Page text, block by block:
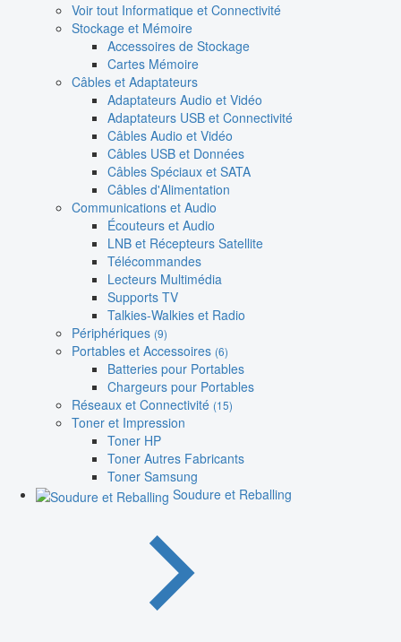
Voir tout Informatique et Connectivité
Stockage et Mémoire
Accessoires de Stockage
Cartes Mémoire
Câbles et Adaptateurs
Adaptateurs Audio et Vidéo
Adaptateurs USB et Connectivité
Câbles Audio et Vidéo
Câbles USB et Données
Câbles Spéciaux et SATA
Câbles d'Alimentation
Communications et Audio
Écouteurs et Audio
LNB et Récepteurs Satellite
Télécommandes
Lecteurs Multimédia
Supports TV
Talkies-Walkies et Radio
Périphériques (9)
Portables et Accessoires (6)
Batteries pour Portables
Chargeurs pour Portables
Réseaux et Connectivité (15)
Toner et Impression
Toner HP
Toner Autres Fabricants
Toner Samsung
Soudure et Reballing